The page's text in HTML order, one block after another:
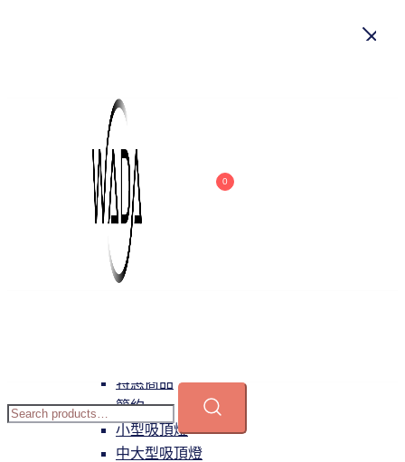
0
吊燈
特惠商品
小型吊燈
中大型吊燈
長形吊燈
特惠商品
簡約
小型吸頂燈
中大型吸頂燈